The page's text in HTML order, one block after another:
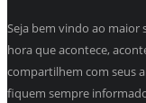
Seja bem vindo ao maior
hora que acontece,
compartilhem com seus
fiquem sempre